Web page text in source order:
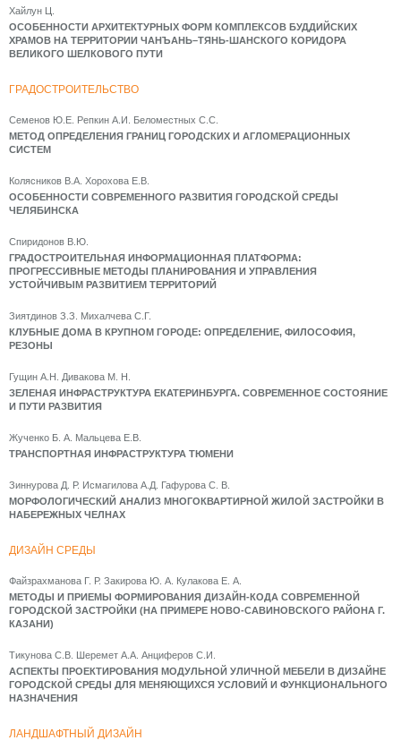
Хайлун Ц.
ОСОБЕННОСТИ АРХИТЕКТУРНЫХ ФОРМ КОМПЛЕКСОВ БУДДИЙСКИХ
ХРАМОВ НА ТЕРРИТОРИИ ЧАНЪАНЬ–ТЯНЬ-ШАНСКОГО КОРИДОРА
ВЕЛИКОГО ШЕЛКОВОГО ПУТИ
ГРАДОСТРОИТЕЛЬСТВО
Семенов Ю.Е. Репкин А.И. Беломестных С.С.
МЕТОД ОПРЕДЕЛЕНИЯ ГРАНИЦ ГОРОДСКИХ И АГЛОМЕРАЦИОННЫХ
СИСТЕМ
Колясников В.А. Хорохова Е.В.
ОСОБЕННОСТИ СОВРЕМЕННОГО РАЗВИТИЯ ГОРОДСКОЙ СРЕДЫ
ЧЕЛЯБИНСКА
Спиридонов В.Ю.
ГРАДОСТРОИТЕЛЬНАЯ ИНФОРМАЦИОННАЯ ПЛАТФОРМА:
ПРОГРЕССИВНЫЕ МЕТОДЫ ПЛАНИРОВАНИЯ И УПРАВЛЕНИЯ
УСТОЙЧИВЫМ РАЗВИТИЕМ ТЕРРИТОРИЙ
Зиятдинов З.З. Михалчева С.Г.
КЛУБНЫЕ ДОМА В КРУПНОМ ГОРОДЕ: ОПРЕДЕЛЕНИЕ, ФИЛОСОФИЯ,
РЕЗОНЫ
Гущин А.Н. Дивакова М. Н.
ЗЕЛЕНАЯ ИНФРАСТРУКТУРА ЕКАТЕРИНБУРГА. СОВРЕМЕННОЕ СОСТОЯНИЕ
И ПУТИ РАЗВИТИЯ
Жученко Б. А. Мальцева Е.В.
ТРАНСПОРТНАЯ ИНФРАСТРУКТУРА ТЮМЕНИ
Зиннурова Д. Р. Исмагилова А.Д. Гафурова С. В.
МОРФОЛОГИЧЕСКИЙ АНАЛИЗ МНОГОКВАРТИРНОЙ ЖИЛОЙ ЗАСТРОЙКИ В
НАБЕРЕЖНЫХ ЧЕЛНАХ
ДИЗАЙН СРЕДЫ
Файзрахманова Г. Р. Закирова Ю. А. Кулакова Е. А.
МЕТОДЫ И ПРИЕМЫ ФОРМИРОВАНИЯ ДИЗАЙН-КОДА СОВРЕМЕННОЙ
ГОРОДСКОЙ ЗАСТРОЙКИ (НА ПРИМЕРЕ НОВО-САВИНОВСКОГО РАЙОНА Г.
КАЗАНИ)
Тикунова С.В. Шеремет А.А. Анциферов С.И.
АСПЕКТЫ ПРОЕКТИРОВАНИЯ МОДУЛЬНОЙ УЛИЧНОЙ МЕБЕЛИ В ДИЗАЙНЕ
ГОРОДСКОЙ СРЕДЫ ДЛЯ МЕНЯЮЩИХСЯ УСЛОВИЙ И ФУНКЦИОНАЛЬНОГО
НАЗНАЧЕНИЯ
ЛАНДШАФТНЫЙ ДИЗАЙН